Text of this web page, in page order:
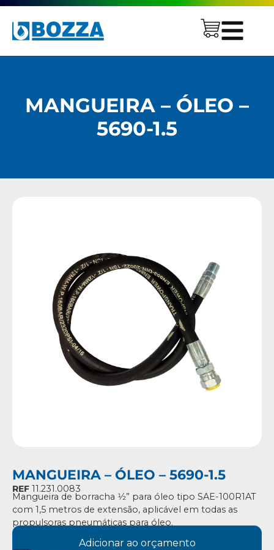
MANGUEIRA – ÓLEO –
5690-1.5
MANGUEIRA – ÓLEO – 5690-1.5
REF 11.231.0083
Mangueira de borracha 1⁄2” para óleo tipo SAE-100R1AT
com 1,5 metros de extensão, aplicável em todas as
propulsoras pneumáticas para óleo.
Adicionar ao orçamento